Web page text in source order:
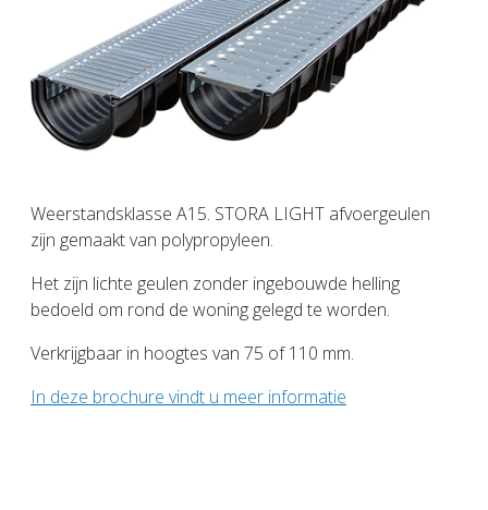
Weerstandsklasse A15. STORA LIGHT afvoergeulen
zijn gemaakt van polypropyleen.
Het zijn lichte geulen zonder ingebouwde helling
bedoeld om rond de woning gelegd te worden.
Verkrijgbaar in hoogtes van 75 of 110 mm.
In deze brochure vindt u meer informatie